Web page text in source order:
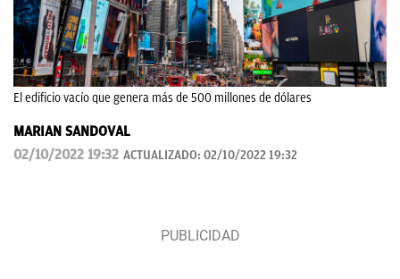
El edificio vacío que genera más de 500 millones de dólares
MARIAN SANDOVAL
02/10/2022 19:32 ACTUALIZADO: 02/10/2022 19:32